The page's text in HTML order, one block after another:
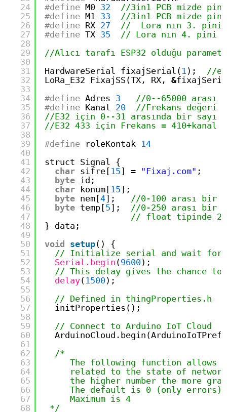
24
25
26
27
28
29
30
31
32
33
34
35
36
37
38
39
40
41
42
43
44
45
46
47
48
49
50
51
52
53
54
55
56
57
58
59
60
61
62
63
64
65
66
67
68
#define M0 32
//3in1 PCB mizde pin
#define M1 33
//3in1 PCB mizde pin
#define RX 27
//  Lora nın 3. pini
#define TX 35
// Lora nın 4. pini
//Alıcı tarafı ESP32 olduğu
HardwareSerial fixajSerial( 1 );
//
LoRa_E32 FixajSS(TX, RX, &fixajSerial,
#define Adres 3
//0--65000 arası
#define Kanal 20
//Frekans değeri
//E32 için 0--31 arasında bir sayı
//E32 433 için Frekans = 410+kanal
#define
roleKontak 14
struct Signal {
char sifre[ 15] = "Fixaj.com" ;
byte id;
char
konum[ 15];
byte nem[4];
//0-100 arası bir
byte temp[5];
//0-250 arası bir
// float tipinde
} data;
void
setup() {
// Initialize serial and wait for
Serial.begin (9600);
// This delay gives the chance
delay( 1500);
// Defined in thingProperties.h
initProperties();
// Connect to Arduino IoT Cloud
/*
The following function allows
related to the state of network
the higher number the more
The default is 0 (only errors).
Maximum is 4
*/